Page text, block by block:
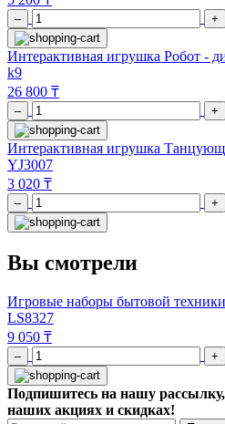
– +
Интерактивная игрушка Робот -
k9
26 800 ₸
– +
Интерактивная игрушка
YJ3007
3 020 ₸
– +
Вы смотрели
Игровые наборы бытовой техники
LS8327
9 050 ₸
– +
Подпишитесь на нашу
наших акциях и скидках!